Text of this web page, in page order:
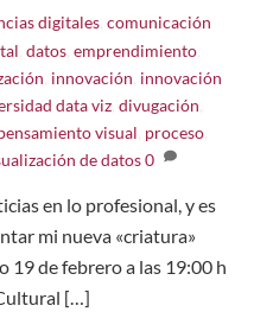
digitales ,comunicación
datos emprendimiento
innovación innovación
data viz, divugación
visual proceso
de datos0
en lo profesional, y es
mi nueva «criatura»
19 de febrero a las 19:00 h
[…]